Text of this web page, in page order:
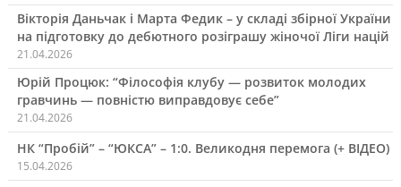
Вікторія Даньчак і Марта Федик – у складі збірної України
на підготовку до дебютного розіграшу жіночої Ліги націй
21.04.2026
Юрій Процюк: “Філософія клубу — розвиток молодих
гравчинь — повністю виправдовує себе”
21.04.2026
НК “Пробій” – “ЮКСА” – 1:0. Великодня перемога (+ ВІДЕО)
15.04.2026